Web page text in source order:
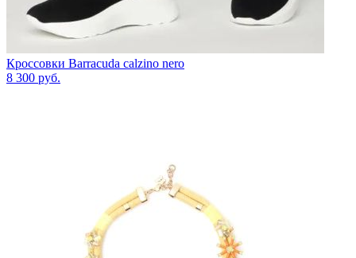
Кроссовки Barracuda calzino nero
8 300 руб.